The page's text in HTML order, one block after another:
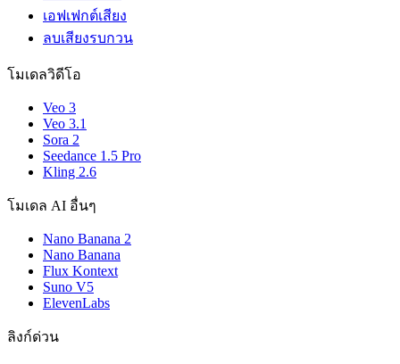
เอฟเฟกต์เสียง
ลบเสียงรบกวน
โมเดลวิดีโอ
Veo 3
Veo 3.1
Sora 2
Seedance 1.5 Pro
Kling 2.6
โมเดล AI อื่นๆ
Nano Banana 2
Nano Banana
Flux Kontext
Suno V5
ElevenLabs
ลิงก์ด่วน